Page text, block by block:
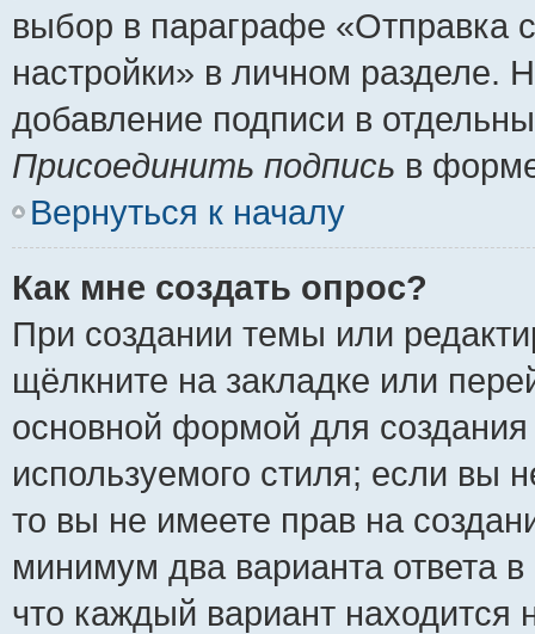
выбор в параграфе «Отправка
настройки» в личном разделе.
добавление подписи в
Присоединить подпись в
Вернуться к началу
Как мне создать опрос?
При создании темы или
щёлкните на закладке или
основной формой для
используемого стиля; если вы
то вы не имеете прав на
минимум два варианта ответа
что каждый вариант находится